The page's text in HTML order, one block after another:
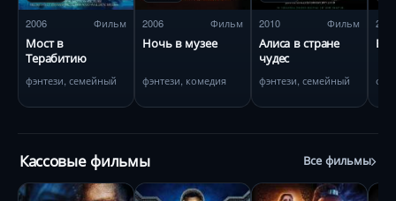
2006 Фильм
Мост в
Терабитию
фэнтези, семейный
2006 Фильм
Ночь в музее
фэнтези, комедия
2010 Фильм
Алиса в стране
чудес
фэнтези, семейный
2004
Кассовые фильмы Все фильмы